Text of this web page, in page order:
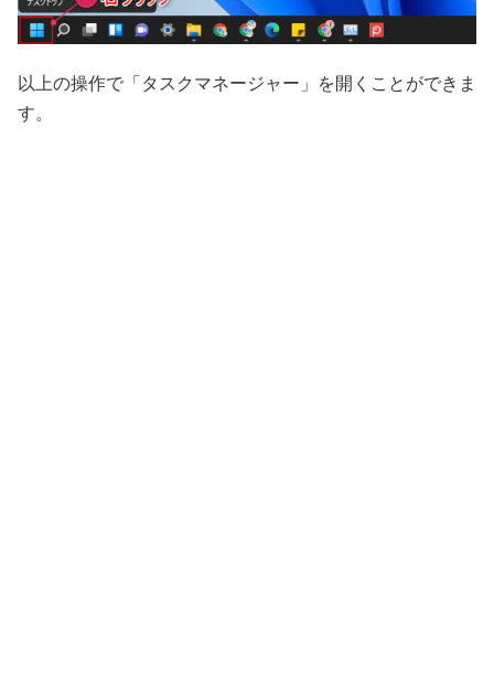
以上の操作で「タスクマネージャー」を開くことができま
す。